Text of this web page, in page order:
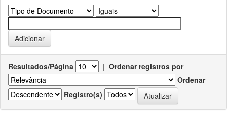
Resultados/Página | Ordenar registros por
Ordenar
Registro(s)